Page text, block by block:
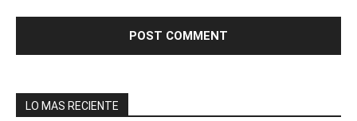
LO MAS RECIENTE